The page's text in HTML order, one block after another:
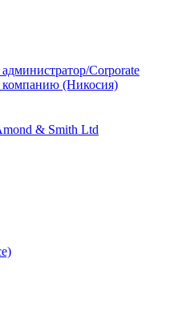
Corporate
(Никосия)
& Smith Ltd